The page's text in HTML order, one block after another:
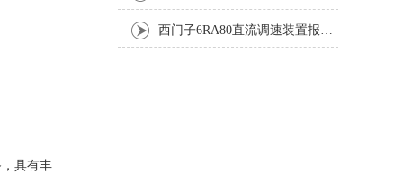
具有丰
西门子6RA80直流调速装置报F60035修复排除方法